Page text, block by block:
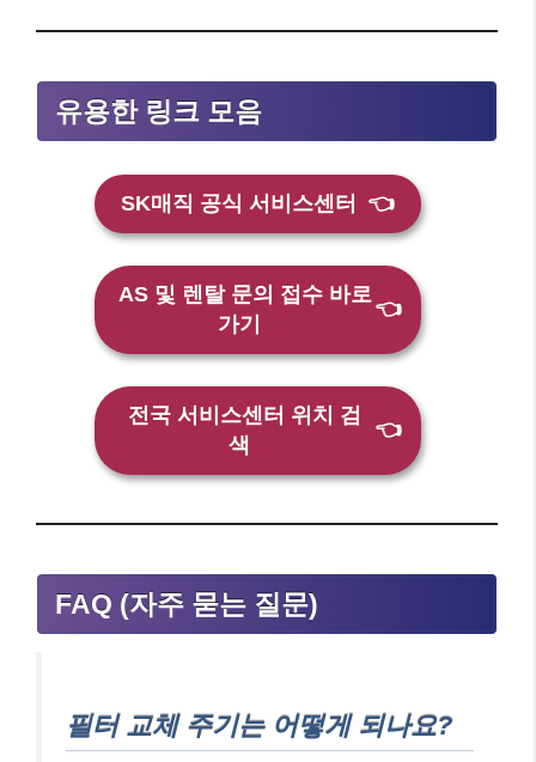
유용한 링크 모음
SK매직 공식 서비스센터👈
AS 및 렌탈 문의 접수 바로
가기
👈
전국 서비스센터 위치 검
색
👈
FAQ (자주 묻는 질문)
필터 교체 주기는 어떻게 되나요?